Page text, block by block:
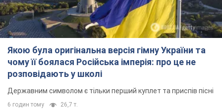
Якою була оригінальна версія гімну України та
чому її боялася Російська імперія: про це не
розповідають у школі
Державним символом є тільки перший куплет та приспів пісні
6 годин тому 26,7 т.